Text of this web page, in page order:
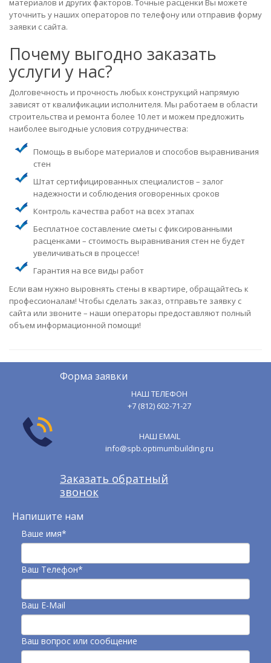
материалов и других факторов. Точные расценки Вы можете
уточнить у наших операторов по телефону или отправив форму
заявки с сайта.
Почему выгодно заказать
услуги у нас?
Долговечность и прочность любых конструкций напрямую
зависят от квалификации исполнителя. Мы работаем в области
строительства и ремонта более 10 лет и можем предложить
наиболее выгодные условия сотрудничества:
Помощь в выборе материалов и способов выравнивания
стен
Штат сертифицированных специалистов – залог
надежности и соблюдения оговоренных сроков
Контроль качества работ на всех этапах
Бесплатное составление сметы с фиксированными
расценками – стоимость выравнивания стен не будет
увеличиваться в процессе!
Гарантия на все виды работ
Если вам нужно выровнять стены в квартире, обращайтесь к
профессионалам! Чтобы сделать заказ, отправьте заявку с
сайта или звоните – наши операторы предоставляют полный
объем информационной помощи!
Форма заявки
НАШ ТЕЛЕФОН
+7 (812) 602-71-27
НАШ EMAIL
info@spb.optimumbuilding.ru
Заказать обратный
звонок
Напишите нам
Ваше имя*
Ваш Телефон*
Ваш E-Mail
Ваш вопрос или сообщение